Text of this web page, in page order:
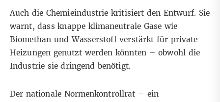
Auch die Chemieindustriekritisiert den Entwurf. Sie
warnt, dass knappe klimaneutrale Gase wie
Biomethan und Wasserstoff verstärkt für private
Heizungen genutzt werden könnten – obwohl die
Industrie sie dringend benötigt.
Der nationale Normenkontrollrat – ein